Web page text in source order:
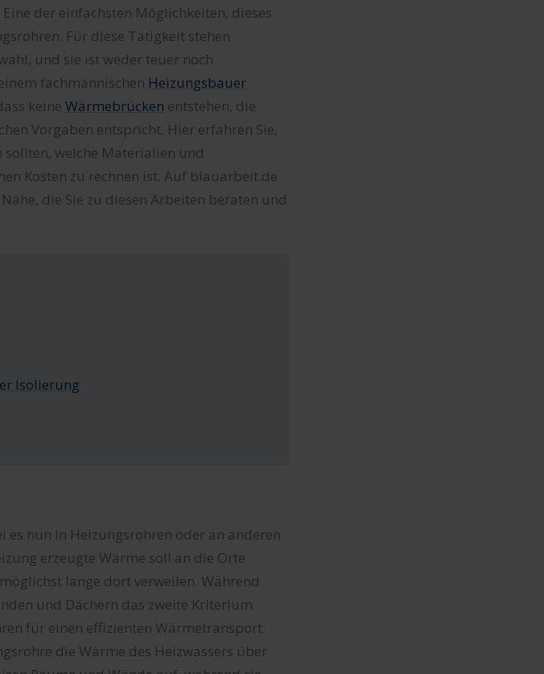
der einfachsten Möglichkeiten, dieses
Für diese Tätigkeit stehen
und sie ist weder teuer noch
fachmännischen Heizungsbauer
keine Wärmebrücken entstehen, die
Vorgaben entspricht. Hier erfahren Sie,
sollten, welche Materialien und
Kosten zu rechnen ist. Auf blauarbeit.de
die Sie zu diesen Arbeiten beraten und
Isolierung
es nun in Heizungsrohren oder an anderen
erzeugte Wärme soll an die Orte
lange dort verweilen. Während
und Dächern das zweite Kriterium
für einen effizienten Wärmetransport.
die Wärme des Heizwassers über